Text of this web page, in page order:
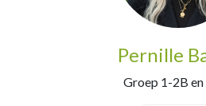
Pernille
Groep 1-2B